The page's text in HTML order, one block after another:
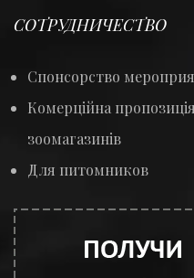
СОТРУДНИЧЕСТВО
Спонсорство
Комерційна
зоомагазинів
Для питомников